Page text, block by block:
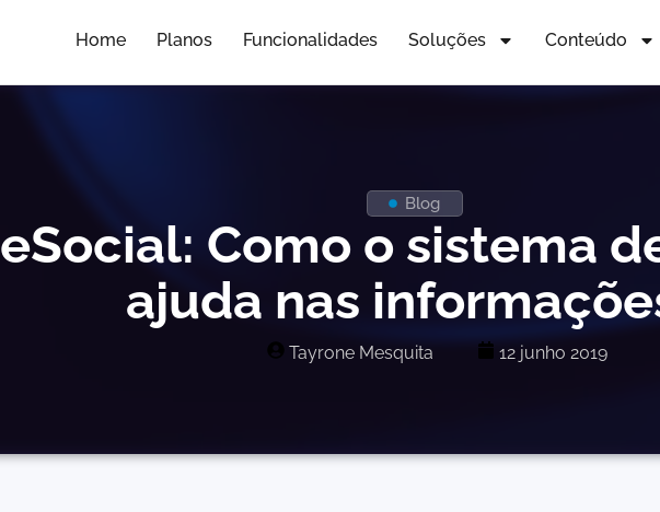
Home Planos Funcionalidades Soluções Conteúdo
Blog
eSocial: Como o sistema
ajuda nas
Tayrone Mesquita 12 junho 2019